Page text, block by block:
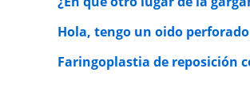
Hola, tengo un oido
Faringoplastia de reposición